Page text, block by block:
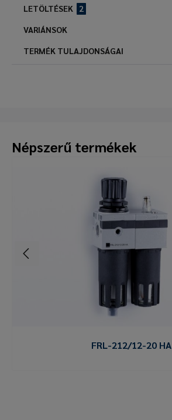
LETÖLTÉSEK
2
VARIÁNSOK
TERMÉK TULAJDONSÁGAI
Népszerű termékek
FRL-212/12-20 HA